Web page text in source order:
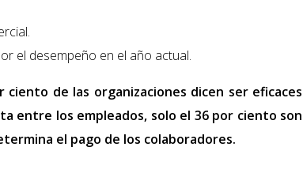
el desempeño en el año actual.
de las organizaciones dicen ser eficaces
entre los empleados, solo el 36 por ciento son
el pago de los colaboradores.